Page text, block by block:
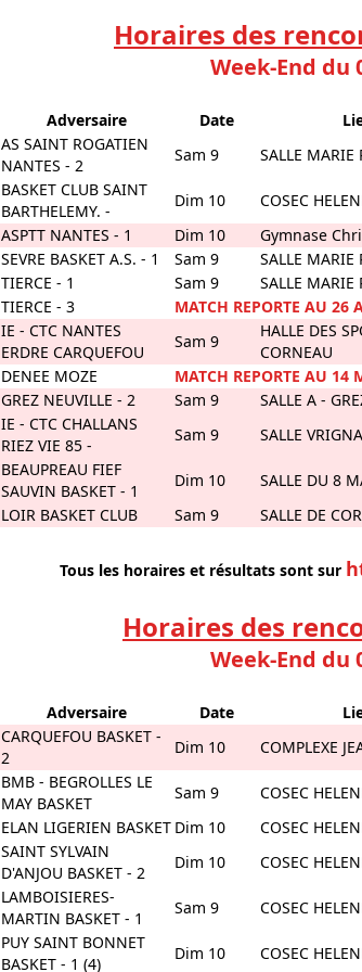
Horaires des
Week-End du
Adversaire Date
AS SAINT ROGATIEN
NANTES - 2
Sam 9 SALLE MARIE
BASKET CLUB SAINT
BARTHELEMY. -
Dim 10 COSEC
ASPTT NANTES - 1 Dim 10 Gymnase
SEVRE BASKET A.S. - 1 Sam 9 SALLE MARIE
TIERCE - 1 Sam 9 SALLE MARIE
TIERCE - 3
MATCH REPORTE AU 26
IE - CTC NANTES
ERDRE CARQUEFOU
Sam 9
HALLE DES
CORNEAU
DENEE MOZE
MATCH REPORTE AU 14
GREZ NEUVILLE - 2 Sam 9 SALLE A -
IE - CTC CHALLANS
RIEZ VIE 85 -
Sam 9 SALLE
BEAUPREAU FIEF
SAUVIN BASKET - 1
Dim 10 SALLE DU 8
LOIR BASKET CLUB Sam 9 SALLE DE
Tous les horaires et résultats sont sur
Horaires des
Week-End du
Adversaire Date
CARQUEFOU BASKET -
2
Dim 10 COMPLEXE
BMB - BEGROLLES LE
MAY BASKET
Sam 9 COSEC
ELAN LIGERIEN BASKET Dim 10 COSEC
SAINT SYLVAIN
D'ANJOU BASKET - 2
Dim 10 COSEC
LAMBOISIERES-
MARTIN BASKET - 1
Sam 9 COSEC
PUY SAINT BONNET
BASKET - 1 (4)
Dim 10 COSEC